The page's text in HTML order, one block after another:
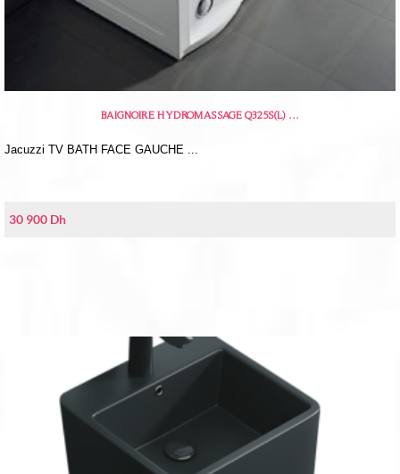
BAIGNOIRE HYDROMASSAGE Q325S(L) …
Jacuzzi TV BATH FACE GAUCHE ...
30 900 Dh